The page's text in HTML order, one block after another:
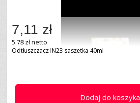
Dodaj do koszyka
7,11 zł
5.78 zł netto
Odtłuszczacz IN23 saszetka 40ml